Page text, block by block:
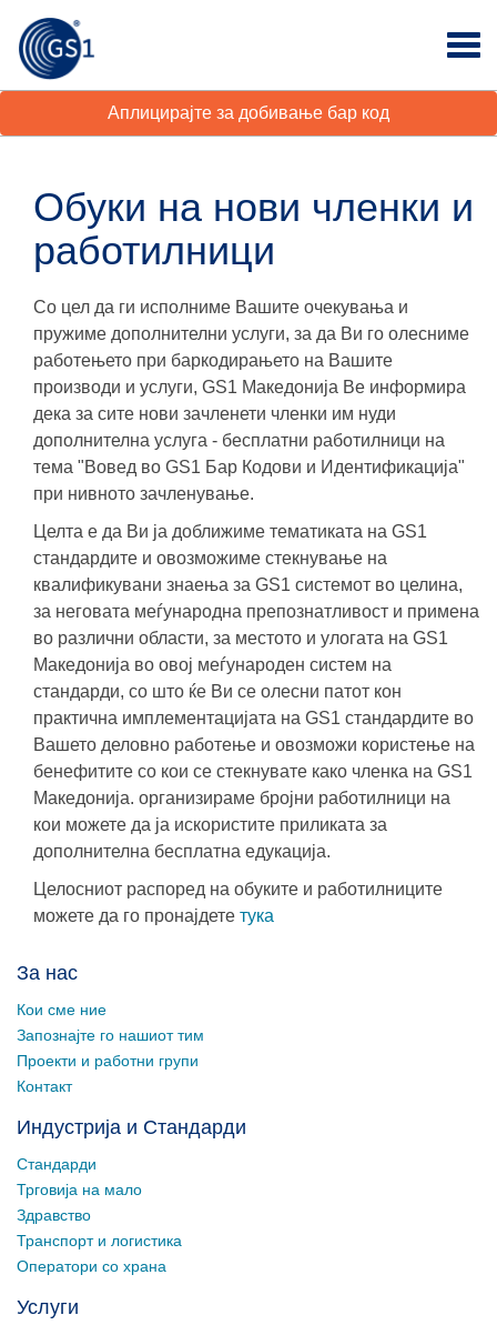
Аплицирајте за добивање бар код
Обуки на нови членки и
работилници
Со цел да ги исполниме Вашите очекувања и
пружиме дополнителни услуги, за да Ви го олесниме
работењето при баркодирањето на Вашите
производи и услуги, GS1 Македонија Ве информира
дека за сите нови зачленети членки им нуди
дополнителна услуга - бесплатни работилници на
тема "Вовед во GS1 Бар Кодови и Идентификација"
при нивното зачленување.
Целта е да Ви ја доближиме тематиката на GS1
стандардите и овозможиме стекнување на
квалификувани знаења за GS1 системот во целина,
за неговата меѓународна препознатливост и примена
во различни области, за местото и улогата на GS1
Македонија во овој меѓународен систем на
стандарди, со што ќе Ви се олесни патот кон
практична имплементацијата на GS1 стандардите во
Вашето деловно работење и овозможи користење на
бенефитите со кои се стекнувате како членка на GS1
Македонија. организираме бројни работилници на
кои можете да ја искористите приликата за
дополнителна бесплатна едукација.
Целосниот распоред на обуките и работилниците
можете да го пронајдете тука
За нас
Кои сме ние
Запознајте го нашиот тим
Проекти и работни групи
Контакт
Индустрија и Стандарди
Стандарди
Трговија на мало
Здравство
Транспорт и логистика
Оператори со храна
Услуги